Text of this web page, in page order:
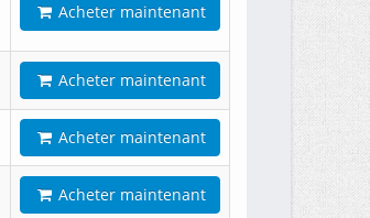
Acheter maintenant
Acheter maintenant
Acheter maintenant
Acheter maintenant